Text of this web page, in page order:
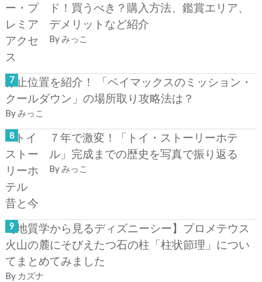
ド！買うべき？購入方法、鑑賞エリア、
デメリットなど紹介
Byみっこ
停止位置を紹介！ 「ベイマックスのミッション・
クールダウン」の場所取り攻略法は？
Byみっこ
７年で激変！「トイ・ストーリーホテ
ル」完成までの歴史を写真で振り返る
Byみっこ
【地質学から見るディズニーシー】プロメテウス
火山の麓にそびえたつ石の柱「柱状節理」につい
てまとめてみました
By カズナ